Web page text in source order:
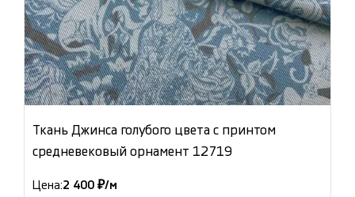
Ткань Джинса голубого цвета с принтом
средневековый орнамент 12719
Цена:2 400 ₽/м